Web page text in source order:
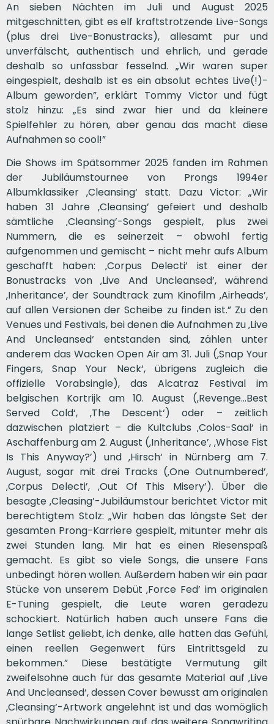
An sieben Nächten im Juli und August 2025
mitgeschnitten, gibt es elf kraftstrotzende Live-Songs
(plus drei Live-Bonustracks), allesamt pur und
unverfälscht, authentisch und ehrlich, und gerade
deshalb so unfassbar fesselnd. „Wir waren super
eingespielt, deshalb ist es ein absolut echtes Live(!)-
Album geworden”, erklärt Tommy Victor und fügt
stolz hinzu: „Es sind zwar hier und da kleinere
Spielfehler zu hören, aber genau das macht diese
Aufnahmen so cool!”
Die Shows im Spätsommer 2025 fanden im Rahmen
der Jubiläumstournee von Prongs 1994er
Albumklassiker ‚Cleansing‘ statt. Dazu Victor: „Wir
haben 31 Jahre ‚Cleansing’ gefeiert und deshalb
sämtliche ‚Cleansing’-Songs gespielt, plus zwei
Nummern, die es seinerzeit – obwohl fertig
aufgenommen und gemischt – nicht mehr aufs Album
geschafft haben: ‚Corpus Delecti’ ist einer der
Bonustracks von ‚Live And Uncleansed’, während
‚Inheritance’, der Soundtrack zum Kinofilm ‚Airheads’,
auf allen Versionen der Scheibe zu finden ist.” Zu den
Venues und Festivals, bei denen die Aufnahmen zu ‚Live
And Uncleansed‘ entstanden sind, zählen unter
anderem das Wacken Open Air am 31. Juli (‚Snap Your
Fingers, Snap Your Neck‘, übrigens zugleich die
offizielle Vorabsingle), das Alcatraz Festival im
belgischen Kortrijk am 10. August (‚Revenge…Best
Served Cold‘, ‚The Descent‘) oder – zeitlich
dazwischen platziert – die Kultclubs ‚Colos-Saal‘ in
Aschaffenburg am 2. August (‚Inheritance’, ‚Whose Fist
Is This Anyway?’) und ‚Hirsch‘ in Nürnberg am 7.
August, sogar mit drei Tracks (‚One Outnumbered’,
‚Corpus Delecti’, ‚Out Of This Misery’). Über die
besagte ‚Cleasing’-Jubiläumstour berichtet Victor mit
berechtigtem Stolz: „Wir haben das längste Set der
gesamten Prong-Karriere gespielt, mitunter mehr als
zwei Stunden lang. Mir hat es einen Riesenspaß
gemacht. Es gibt so viele Songs, die unsere Fans
unbedingt hören wollen. Außerdem haben wir ein paar
Stücke von unserem Debüt ‚Force Fed’ im originalen
E-Tuning gespielt, die Leute waren geradezu
schockiert. Natürlich haben auch unsere Fans die
lange Setlist geliebt, ich denke, alle hatten das Gefühl,
einen reellen Gegenwert fürs Eintrittsgeld zu
bekommen.” Diese bestätigte Vermutung gilt
zweifelsohne auch für das gesamte Material auf ‚Live
And Uncleansed‘, dessen Cover bewusst am originalen
‚Cleansing‘-Artwork angelehnt ist und das womöglich